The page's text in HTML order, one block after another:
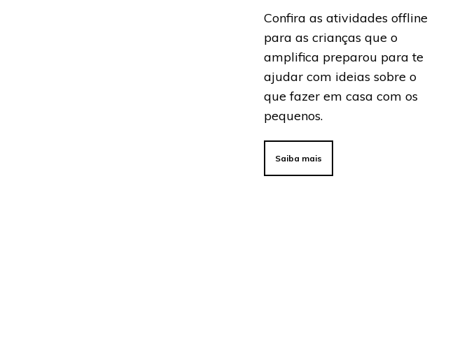
Confira as atividades offline
para as crianças que o
amplifica preparou para te
ajudar com ideias sobre o
que fazer em casa com os
pequenos.
Saiba mais